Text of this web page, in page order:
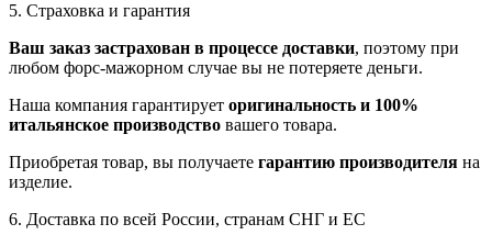
5. Страховка и гарантия
Ваш заказ застрахован в процессе доставки, поэтому при
любом форс-мажорном случае вы не потеряете деньги.
Наша компания гарантирует оригинальность и 100%
итальянское производство вашего товара.
Приобретая товар, вы получаете гарантию производителя на
изделие.
6. Доставка по всей России, странам СНГ и ЕС